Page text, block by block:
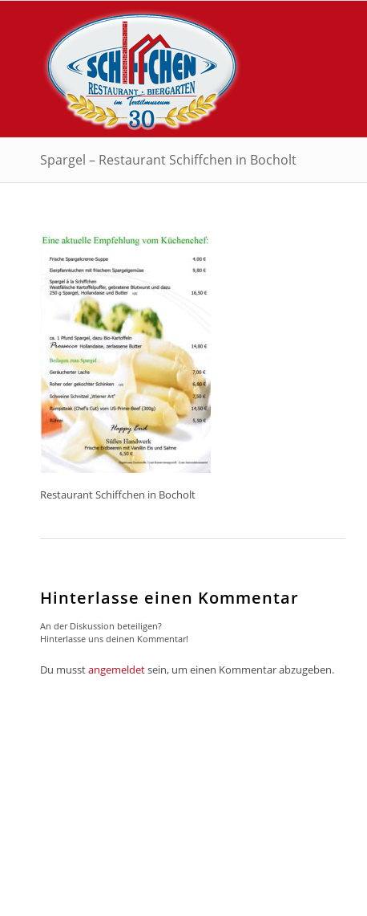
Spargel – Restaurant Schiffchen in Bocholt
Restaurant Schiffchen in Bocholt
Hinterlasse einen Kommentar
An der Diskussion beteiligen?
Hinterlasse uns deinen Kommentar!
Du musstangemeldetsein, um einen Kommentar abzugeben.